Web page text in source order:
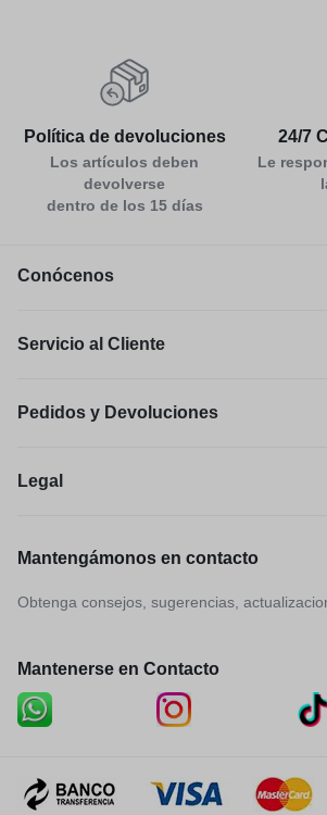
Política de devoluciones
Los artículos deben
devolverse
dentro de los 15 días
24/7
Le
Conócenos
Servicio al Cliente
Pedidos y Devoluciones
Legal
Mantengámonos en contacto
Obtenga consejos, sugerencias,
Mantenerse en Contacto